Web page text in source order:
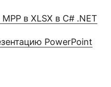
в XLSX в C# .NET
PowerPoint